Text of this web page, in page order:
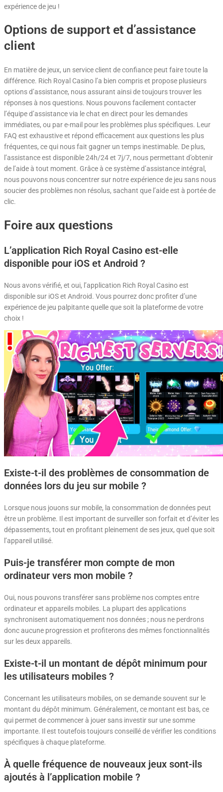
expérience de jeu !
Options de support et d’assistance
client
En matière de jeux, un service client de confiance peut faire toute la
différence. Rich Royal Casino l’a bien compris et propose plusieurs
options d’assistance, nous assurant ainsi de toujours trouver les
réponses à nos questions. Nous pouvons facilement contacter
l’équipe d’assistance via le chat en direct pour les demandes
immédiates, ou par e-mail pour les problèmes plus spécifiques. Leur
FAQ est exhaustive et répond efficacement aux questions les plus
fréquentes, ce qui nous fait gagner un temps inestimable. De plus,
l’assistance est disponible 24h/24 et 7j/7, nous permettant d’obtenir
de l’aide à tout moment. Grâce à ce système d’assistance intégral,
nous pouvons nous concentrer sur notre expérience de jeu sans nous
soucier des problèmes non résolus, sachant que l’aide est à portée de
clic.
Foire aux questions
L’application Rich Royal Casino est-elle
disponible pour iOS et Android ?
Nous avons vérifié, et oui, l’application Rich Royal Casino est
disponible sur iOS et Android. Vous pourrez donc profiter d’une
expérience de jeu palpitante quelle que soit la plateforme de votre
choix !
Existe-t-il des problèmes de consommation de
données lors du jeu sur mobile ?
Lorsque nous jouons sur mobile, la consommation de données peut
être un problème. Il est important de surveiller son forfait et d’éviter les
dépassements, tout en profitant pleinement de ses jeux, quel que soit
l’appareil utilisé.
Puis-je transférer mon compte de mon
ordinateur vers mon mobile ?
Oui, nous pouvons transférer sans problème nos comptes entre
ordinateur et appareils mobiles. La plupart des applications
synchronisent automatiquement nos données ; nous ne perdrons
donc aucune progression et profiterons des mêmes fonctionnalités
sur les deux appareils.
Existe-t-il un montant de dépôt minimum pour
les utilisateurs mobiles ?
Concernant les utilisateurs mobiles, on se demande souvent sur le
montant du dépôt minimum. Généralement, ce montant est bas, ce
qui permet de commencer à jouer sans investir sur une somme
importante. Il est toutefois toujours conseillé de vérifier les conditions
spécifiques à chaque plateforme.
À quelle fréquence de nouveaux jeux sont-ils
ajoutés à l’application mobile ?